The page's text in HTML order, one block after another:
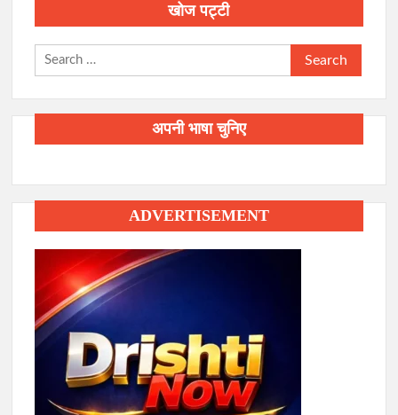
खोज पट्टी
Search
for:
अपनी भाषा चुनिए
ADVERTISEMENT